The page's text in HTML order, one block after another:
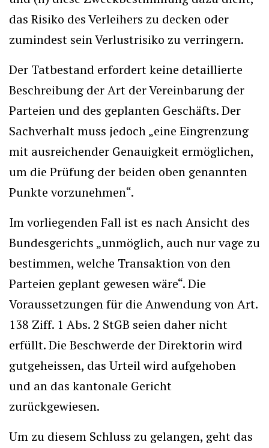
das Risiko des Verleihers zu decken oder
zumindest sein Verlustrisiko zu verringern.
Der Tatbestand erfordert keine detaillierte
Beschreibung der Art der Vereinbarung der
Parteien und des geplanten Geschäfts. Der
Sachverhalt muss jedoch „eine Eingrenzung
mit ausreichender Genauigkeit ermöglichen,
um die Prüfung der beiden oben genannten
Punkte vorzunehmen“.
Im vorliegenden Fall ist es nach Ansicht des
Bundesgerichts „unmöglich, auch nur vage zu
bestimmen, welche Transaktion von den
Parteien geplant gewesen wäre“. Die
Voraussetzungen für die Anwendung von Art.
138 Ziff. 1 Abs. 2 StGB seien daher nicht
erfüllt. Die Beschwerde der Direktorin wird
gutgeheissen, das Urteil wird aufgehoben
und an das kantonale Gericht
zurückgewiesen.
Um zu diesem Schluss zu gelangen, geht das